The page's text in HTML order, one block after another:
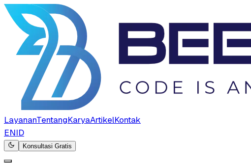
LayananTentangKaryaArtikelKontak
ENID
Konsultasi Gratis